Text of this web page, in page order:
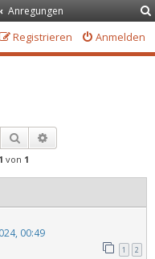
Anregungen
Anmelden
Registrieren
Suche
1 von 1
00:49
1 2